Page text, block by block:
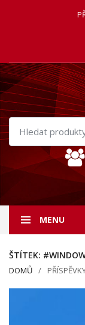
Hledat
produkty
MENU
ŠTÍTEK:
DOMŮ